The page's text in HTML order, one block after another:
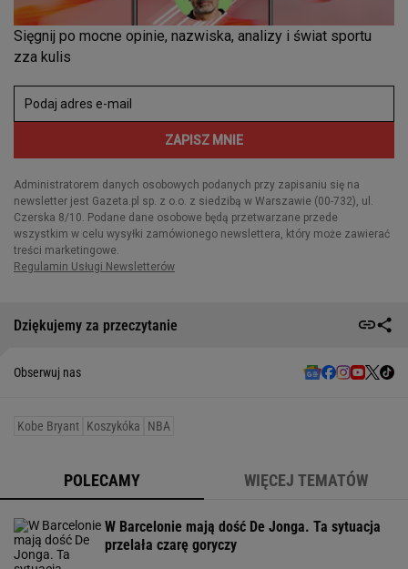
Dziękujemy za przeczytanie
Obserwuj nas
Kobe Bryant Koszykóka NBA
POLECAMY WIĘCEJ TEMATÓW
W Barcelonie mają dość De Jonga. Ta sytuacja
przelała czarę goryczy